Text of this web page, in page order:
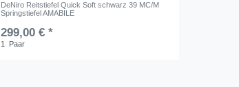
DeNiro Reitstiefel Quick Soft schwarz 39 MC/M
Springstiefel AMABILE
299,00 € *
1 Paar